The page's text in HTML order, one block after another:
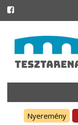
to
content
Nyeremény